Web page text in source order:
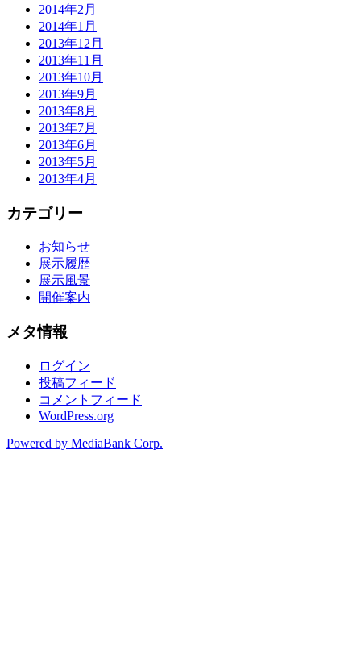
2014年2月
2014年1月
2013年12月
2013年11月
2013年10月
2013年9月
2013年8月
2013年7月
2013年6月
2013年5月
2013年4月
カテゴリー
お知らせ
展示履歴
展示風景
開催案内
メタ情報
ログイン
投稿フィード
コメントフィード
WordPress.org
Powered by MediaBank Corp.